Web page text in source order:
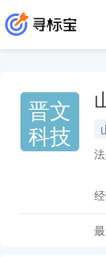
晋文
科技